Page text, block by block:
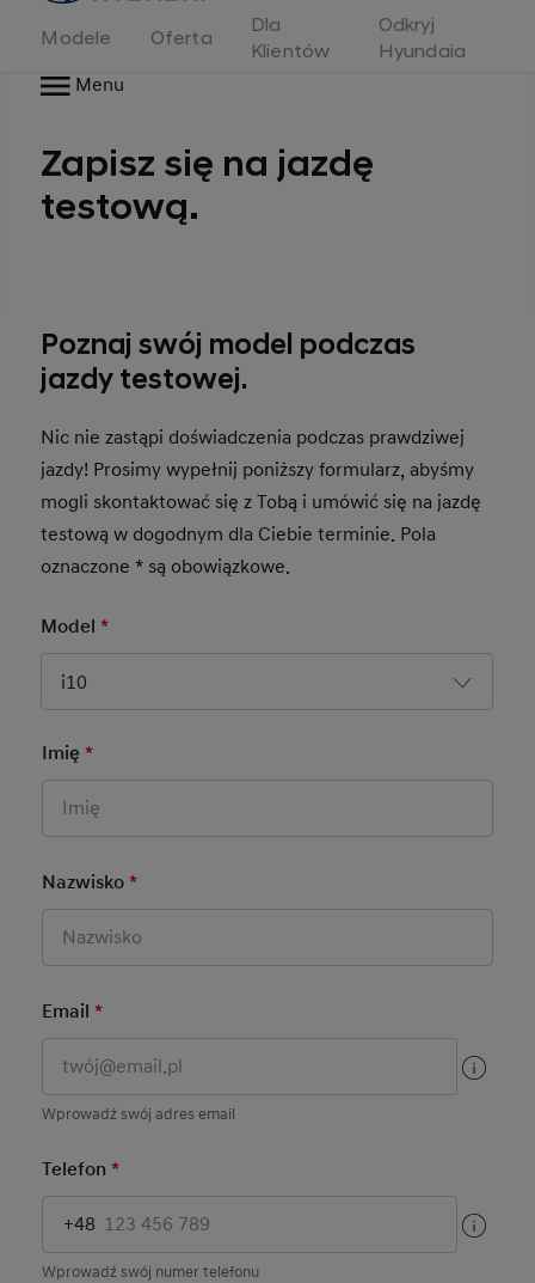
Modele Oferta
Dla
Klientów
Odkryj
Hyundaia
Menu
Zapisz się na jazdę
testową.
Poznaj swój model podczas
jazdy testowej.
Nic nie zastąpi doświadczenia podczas prawdziwej
jazdy! Prosimy wypełnij poniższy formularz, abyśmy
mogli skontaktować się z Tobą i umówić się na jazdę
testową w dogodnym dla Ciebie terminie. Pola
oznaczone * są obowiązkowe.
Model*
i10
Dane kontaktowe
Imię *Mandatory Field
Nazwisko *Mandatory Field
Email *Mandatory Field
Wprowadź swój adres email
Telefon *Mandatory Field
+48
Wprowadź swój numer telefonu